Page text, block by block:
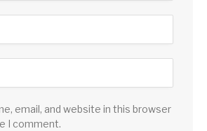
email, and website in this browser
I comment.